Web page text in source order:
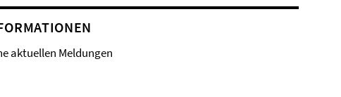
aktuellen Meldungen